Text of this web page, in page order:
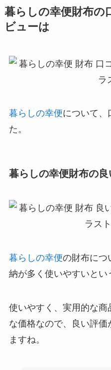
暮らしの幸便財布の
ビューは
暮らしの幸便について、
た。
暮らしの幸便財布の良
暮らしの幸便の財布につ
納が多く使いやすいとい
使いやすく、実用的な
な価格なので、良い評
ますね。